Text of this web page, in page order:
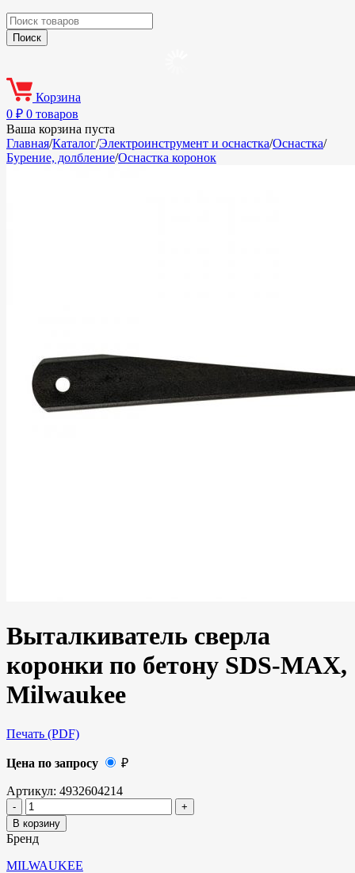
Корзина
0 ₽ 0 товаров
Ваша корзина пуста
Главная/Каталог/Электроинструмент и оснастка/Оснастка/
Бурение, долбление/Оснастка коронок
Выталкиватель сверла
коронки по бетону SDS-MAX,
Milwaukee
Печать (PDF)
Цена по запросу ₽
Артикул: 4932604214
В корзину
Бренд
MILWAUKEE